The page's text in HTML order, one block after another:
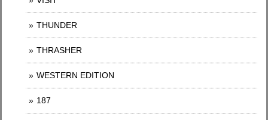
THUNDER
THRASHER
WESTERN EDITION
187